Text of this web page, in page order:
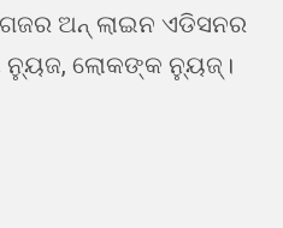
ଅନ୍ ଲାଇନ ଏଡିସନର
ନ୍ୟୁଜ, ଲୋକଙ୍କ ନ୍ୟୁଜ୍।